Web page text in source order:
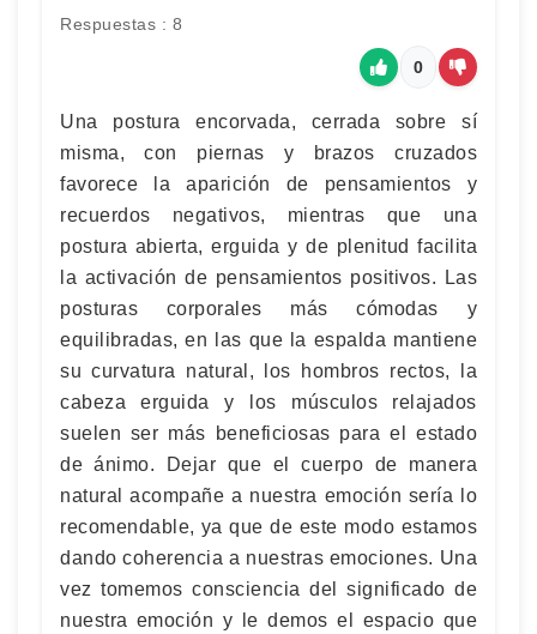
Respuestas : 8
0
Una postura encorvada, cerrada sobre sí
misma, con piernas y brazos cruzados
favorece la aparición de pensamientos y
recuerdos negativos, mientras que una
postura abierta, erguida y de plenitud facilita
la activación de pensamientos positivos. Las
posturas corporales más cómodas y
equilibradas, en las que la espalda mantiene
su curvatura natural, los hombros rectos, la
cabeza erguida y los músculos relajados
suelen ser más beneficiosas para el estado
de ánimo. Dejar que el cuerpo de manera
natural acompañe a nuestra emoción sería lo
recomendable, ya que de este modo estamos
dando coherencia a nuestras emociones. Una
vez tomemos consciencia del significado de
nuestra emoción y le demos el espacio que